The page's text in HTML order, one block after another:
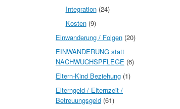
Integration(24)
Kosten(9)
Einwanderung / Folgen (20)
EINWANDERUNG statt
NACHWUCHSPFLEGE (6)
Eltern-Kind Beziehung (1)
Elterngeld / Elternzeit /
Betreuungsgeld (61)